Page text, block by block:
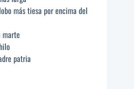
más tiesa por encima del
marte
patria